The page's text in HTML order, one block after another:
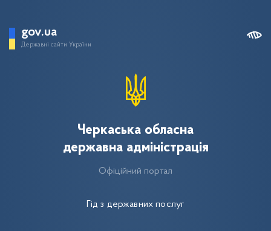
gov.ua
Державні сайти України
Гід з державних послуг
Черкаська обласна
державна адміністрація
Офіційний портал